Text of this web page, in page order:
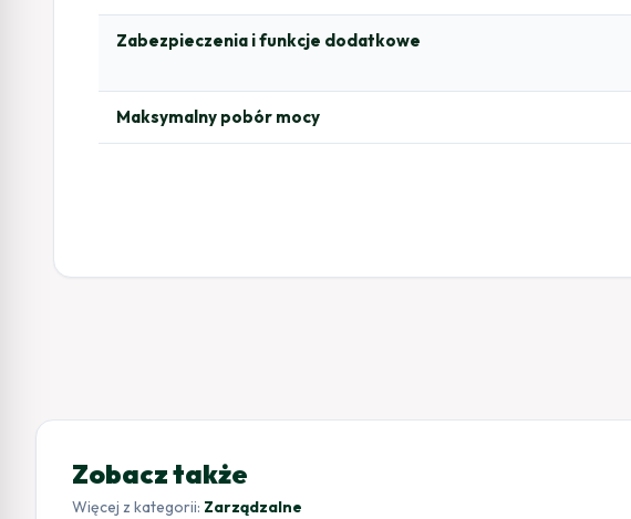
Zabezpieczenia i funkcje dodatkowe
Maksymalny pobór mocy
Zobacz także
Więcej z kategorii: Zarządzalne